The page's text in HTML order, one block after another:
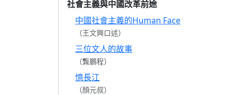
社會主義與中國改革前途
中國社會主義的Human Face
（王文興口述）
三位文人的故事
（龔鵬程）
憶長江
（顏元叔）